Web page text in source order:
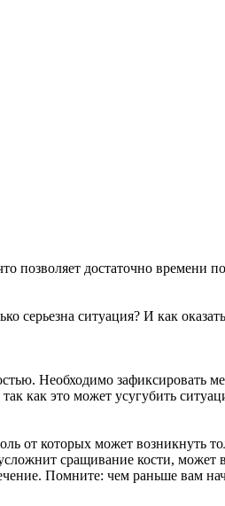
позволяет достаточно времени
серьезна ситуация? И как
Необходимо зафиксировать
как это может усугубить
от которых может возникнуть
сращивание кости, может
Помните: чем раньше вам